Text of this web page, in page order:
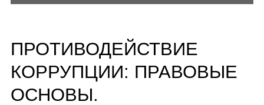
ПРОТИВОДЕЙСТВИЕ
КОРРУПЦИИ: ПРАВОВЫЕ
ОСНОВЫ.